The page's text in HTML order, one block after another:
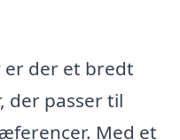
er der et bredt
der passer til
Med et